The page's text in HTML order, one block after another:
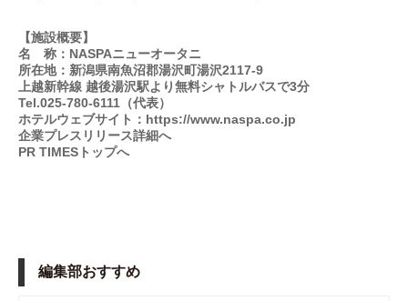
【施設概要】
名 称：NASPAニューオータニ
所在地：新潟県南魚沼郡湯沢町湯沢2117-9
上越新幹線 越後湯沢駅より無料シャトルバスで3分
Tel.025-780-6111（代表）
ホテルウェブサイト： https://www.naspa.co.jp
企業プレスリリース詳細へ
PR TIMESトップへ
編集部おすすめ